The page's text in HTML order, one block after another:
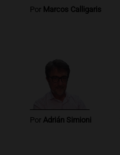
Por Marcos Calligaris
Por Adrián Simioni